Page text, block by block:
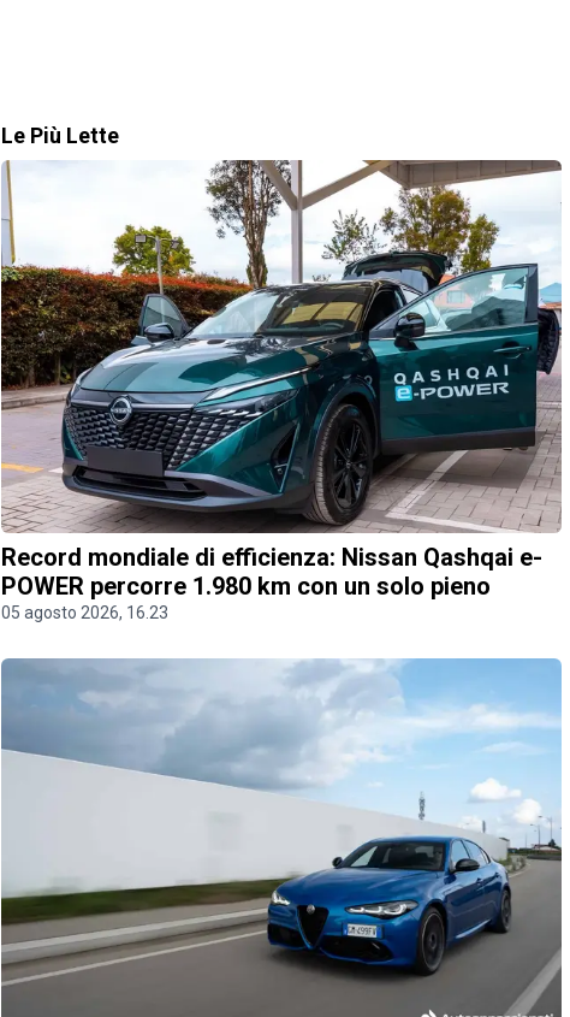
Le Più Lette
Record mondiale di efficienza: Nissan Qashqai e-
POWER percorre 1.980 km con un solo pieno
05 agosto 2026, 16.23